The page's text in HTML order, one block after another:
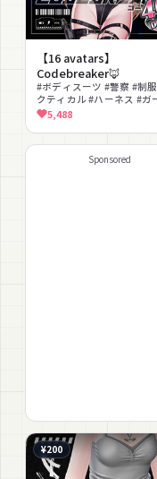
【16 avatars】
Codebreaker🦊
#ボディスーツ #警察 #制
クティカル #ハーネス #ガ
ベルト #ストッキング #セ
#クール #帽子
5,488
Sponsored
¥200